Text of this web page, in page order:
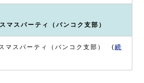
マスパーティ（バンコク支部）
マスパーティ（バンコク支部） ( 続